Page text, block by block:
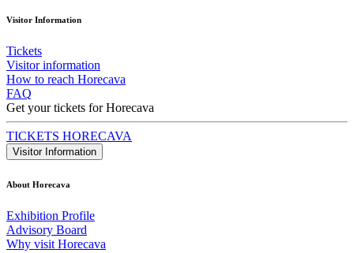
Visitor Information
Tickets
Visitor information
How to reach Horecava
FAQ
Get your tickets for Horecava
TICKETS HORECAVA
Visitor Information
About Horecava
Exhibition Profile
Advisory Board
Why visit Horecava